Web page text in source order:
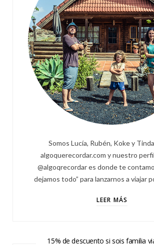
Somos Lucía, Rubén, Koke y
algoquerecordar.com y nuestro
@algoqrecordar es donde te
dejamos todo” para lanzarnos a viajar
LEER MÁS
15% de descuento si sois familia